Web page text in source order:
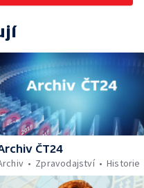
ČT24
Zpravodajství Historie